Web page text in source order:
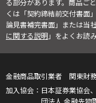
る部分があります。商品ご
くは「契約締結前交付書面
論見書補完書面」または当
に関する説明」をよくお読
金融商品取引業者 関東財
日本証券業協会